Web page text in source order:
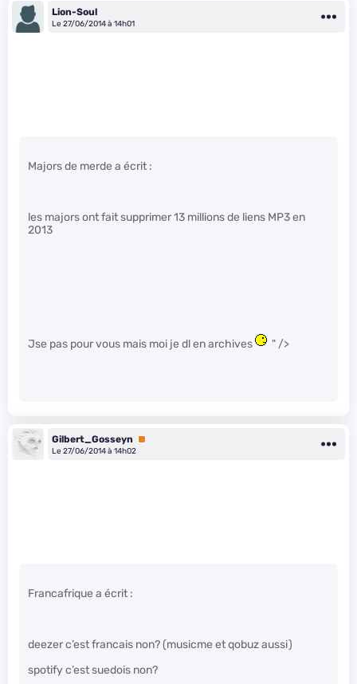
Lion-Soul
Le 27/06/2014 à 14h01
Majors de merde a écrit :
les majors ont fait supprimer 13 millions de liens MP3 en
2013
Jse pas pour vous mais moi je dl en archives " />
Gilbert_Gosseyn
Premium
Le 27/06/2014 à 14h02
Francafrique a écrit :
deezer c’est francais non? (musicme et qobuz aussi)
spotify c’est suedois non?